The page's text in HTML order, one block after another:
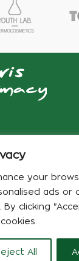
your
ads or
clicking
All